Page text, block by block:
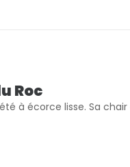
Roc
à écorce lisse. Sa